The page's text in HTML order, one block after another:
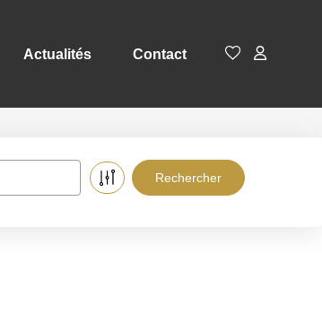
Actualités Contact